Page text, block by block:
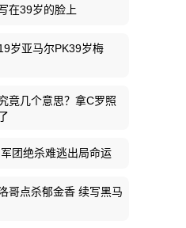
在39岁的脸上
岁亚马尔PK39岁梅
竟几个意思？拿C罗照
团绝杀难逃出局命运
哥点杀郁金香 续写黑马